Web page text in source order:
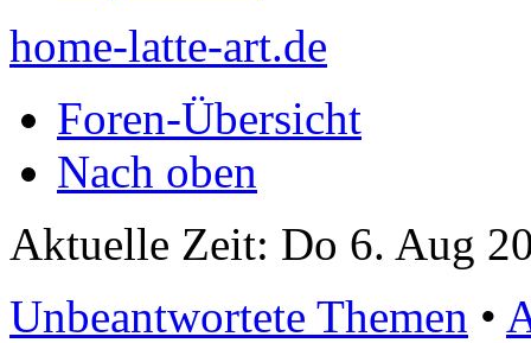
home-latte-art.de
Foren-Übersicht
Nach oben
Aktuelle Zeit: Do 6. Aug
Unbeantwortete Themen •